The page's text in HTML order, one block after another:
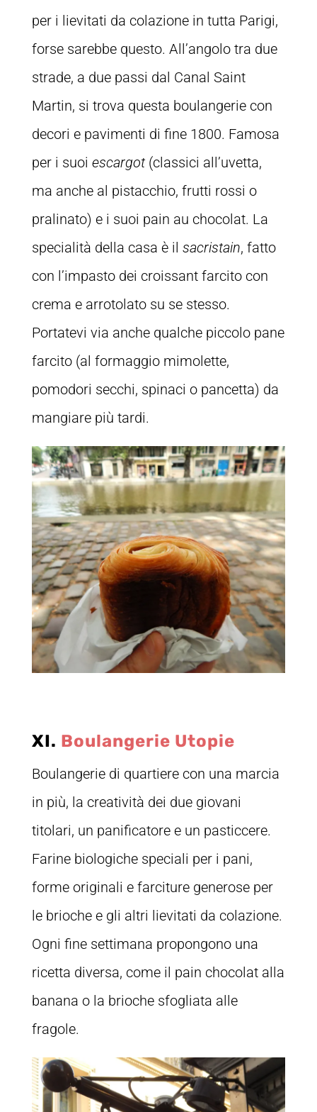
per i lievitati da colazione in tutta Parigi,
forse sarebbe questo. All’angolo tra due
strade, a due passi dal Canal Saint
Martin, si trova questa boulangerie con
decori e pavimenti di fine 1800. Famosa
per i suoi escargot(classici all’uvetta,
ma anche al pistacchio, frutti rossi o
pralinato) e i suoi pain au chocolat. La
specialità della casa è il sacristain, fatto
con l’impasto dei croissant farcito con
crema e arrotolato su se stesso.
Portatevi via anche qualche piccolo pane
farcito (al formaggio mimolette,
pomodori secchi, spinaci o pancetta) da
mangiare più tardi.
XI. Boulangerie Utopie
Boulangerie di quartiere con una marcia
in più, la creatività dei due giovani
titolari, un panificatore e un pasticcere.
Farine biologiche speciali per i pani,
forme originali e farciture generose per
le brioche e gli altri lievitati da colazione.
Ogni fine settimana propongono una
ricetta diversa, come il pain chocolat alla
banana o la brioche sfogliata alle
fragole.